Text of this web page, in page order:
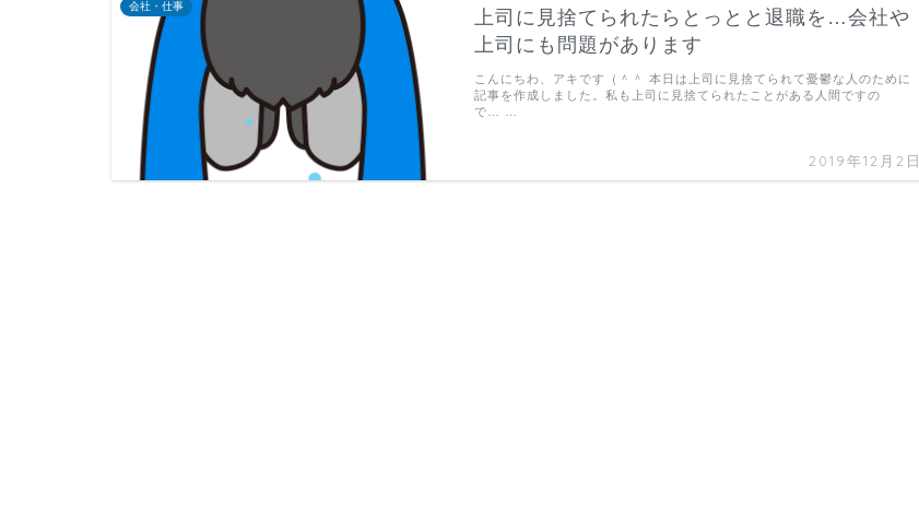
会社・仕事
上司に見捨てられたらとっとと退職を…会社や
上司にも問題があります
2019年12月2日
こんにちわ、アキです（＾＾ 本日は上司に見捨てられて憂鬱な人のために
記事を作成しました。私も上司に見捨てられたことがある人間ですの
で… …